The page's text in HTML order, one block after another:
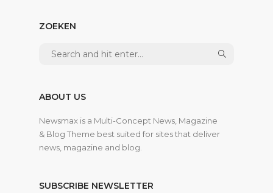
ZOEKEN
ABOUT US
Newsmax is a Multi-Concept News, Magazine
& Blog Theme best suited for sites that deliver
news, magazine and blog.
SUBSCRIBE NEWSLETTER